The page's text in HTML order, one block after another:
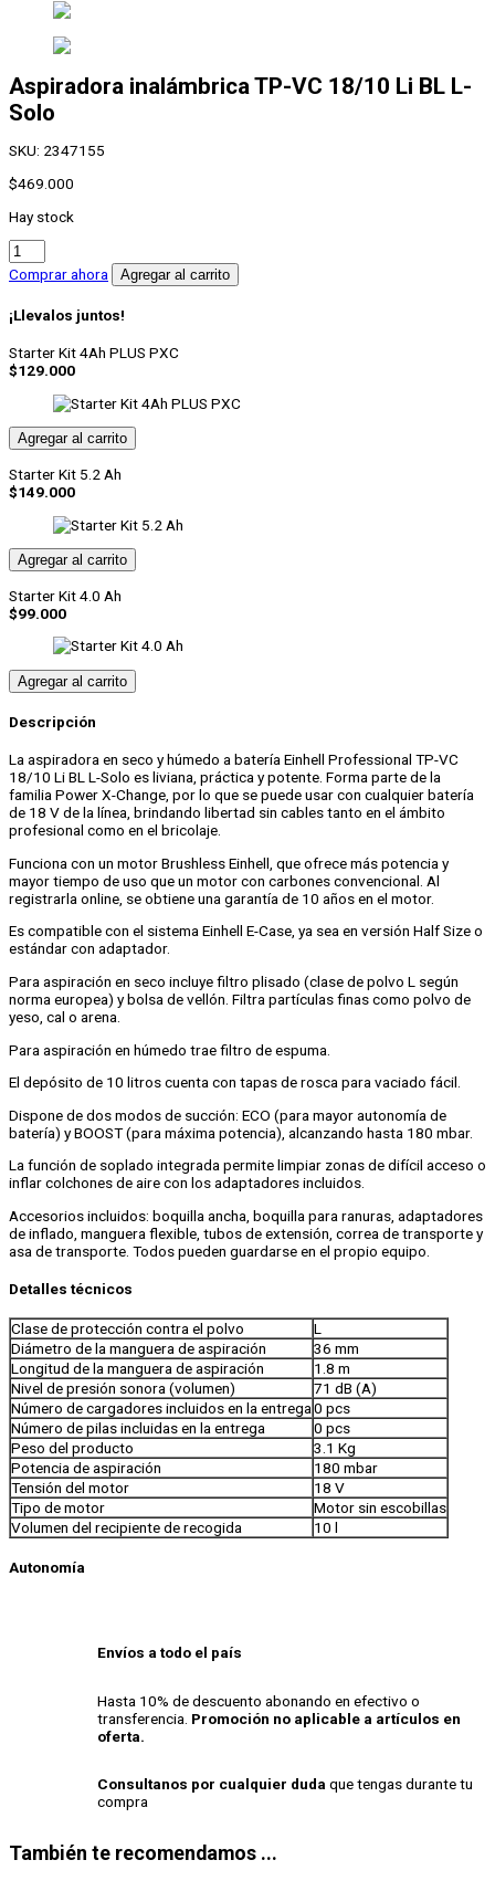
Aspiradora inalámbrica TP-VC 18/10 Li BL L-
Solo
SKU: 2347155
$469.000
Hay stock
Aspiradora
inalámbrica
TP-
18/10
BL
L-
cantidad
Comprar ahora Agregar al carrito
¡Llevalos juntos!
Starter Kit 4Ah PLUS PXC
$129.000
Agregar al carrito
Starter Kit 5.2 Ah
$149.000
Agregar al carrito
Starter Kit 4.0 Ah
$99.000
Agregar al carrito
Descripción
La aspiradora en seco y húmedo a batería Einhell Professional TP-VC
18/10 Li BL L-Solo es liviana, práctica y potente. Forma parte de la
familia Power X-Change, por lo que se puede usar con cualquier batería
de 18 V de la línea, brindando libertad sin cables tanto en el ámbito
profesional como en el bricolaje.
Funciona con un motor Brushless Einhell, que ofrece más potencia y
mayor tiempo de uso que un motor con carbones convencional. Al
registrarla online, se obtiene una garantía de 10 años en el motor.
Es compatible con el sistema Einhell E-Case, ya sea en versión Half Size o
estándar con adaptador.
Para aspiración en seco incluye filtro plisado (clase de polvo L según
norma europea) y bolsa de vellón. Filtra partículas finas como polvo de
yeso, cal o arena.
Para aspiración en húmedo trae filtro de espuma.
El depósito de 10 litros cuenta con tapas de rosca para vaciado fácil.
Dispone de dos modos de succión: ECO (para mayor autonomía de
batería) y BOOST (para máxima potencia), alcanzando hasta 180 mbar.
La función de soplado integrada permite limpiar zonas de difícil acceso o
inflar colchones de aire con los adaptadores incluidos.
Accesorios incluidos: boquilla ancha, boquilla para ranuras, adaptadores
de inflado, manguera flexible, tubos de extensión, correa de transporte y
asa de transporte. Todos pueden guardarse en el propio equipo.
Detalles técnicos
Clase de protección contra el polvo
L
Diámetro de la manguera de aspiración
36 mm
Longitud de la manguera de aspiración
1.8 m
Nivel de presión sonora (volumen)
71 dB (A)
Número de cargadores incluidos en la entrega0 pcs
Número de pilas incluidas en la entrega
0 pcs
Peso del producto
3.1 Kg
Potencia de aspiración
180 mbar
Tensión del motor
18 V
Tipo de motor
Motor sin escobillas
Volumen del recipiente de recogida
10 l
Autonomía
Envíos a todo el país
Hasta 10% de descuento abonando en efectivo o
transferencia. Promoción no aplicable a artículos en
oferta.
Consultanos por cualquier duda que tengas durante tu
compra
También te recomendamos ...